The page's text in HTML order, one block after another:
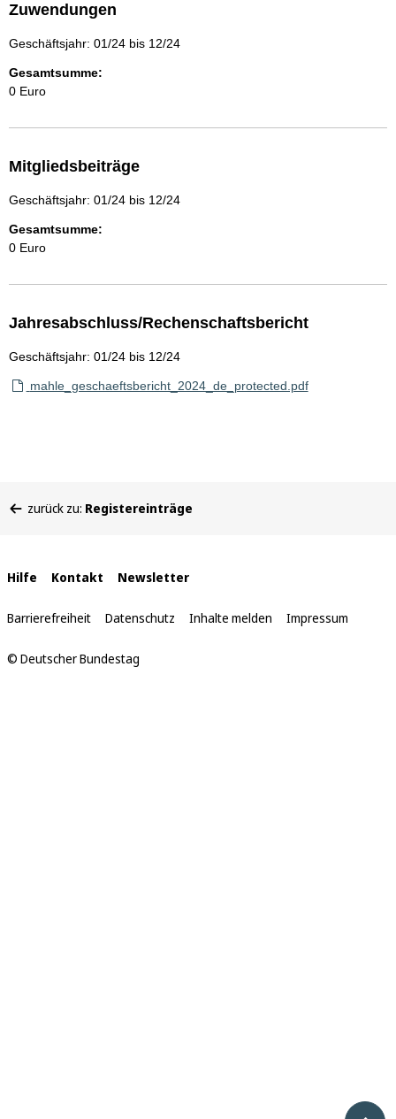
Zuwendungen
Geschäftsjahr: 01/24 bis 12/24
Gesamtsumme:
0 Euro
Mitgliedsbeiträge
Geschäftsjahr: 01/24 bis 12/24
Gesamtsumme:
0 Euro
Jahresabschluss/Rechenschaftsbericht
Geschäftsjahr: 01/24 bis 12/24
mahle_geschaeftsbericht_2024_de_protected.pdf
befinden
zurück zu: Registereinträge
Interne
Links
Hilfe Kontakt Newsletter
Barrierefreiheit Datenschutz Inhalte melden Impressum
© Deutscher Bundestag